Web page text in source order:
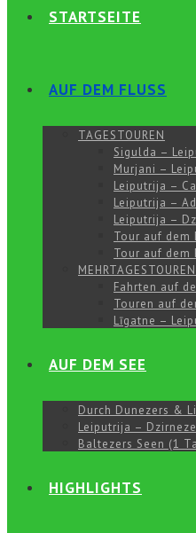
STARTSEITE
AUF DEM FLUSS
TAGESTOUREN
Sigulda –
Murjani –
Leiputrija –
Leiputrija –
Leiputrija –
Tour auf dem
Tour auf dem
MEHRTAGESTOUREN
Fahrten auf
Touren auf
Līgatne –
AUF DEM SEE
Durch Dunezers &
Leiputrija –
Baltezers Seen (1
HIGHLIGHTS